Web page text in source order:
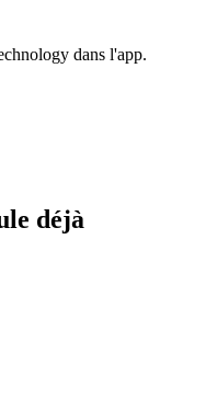
dans l'app.
déjà